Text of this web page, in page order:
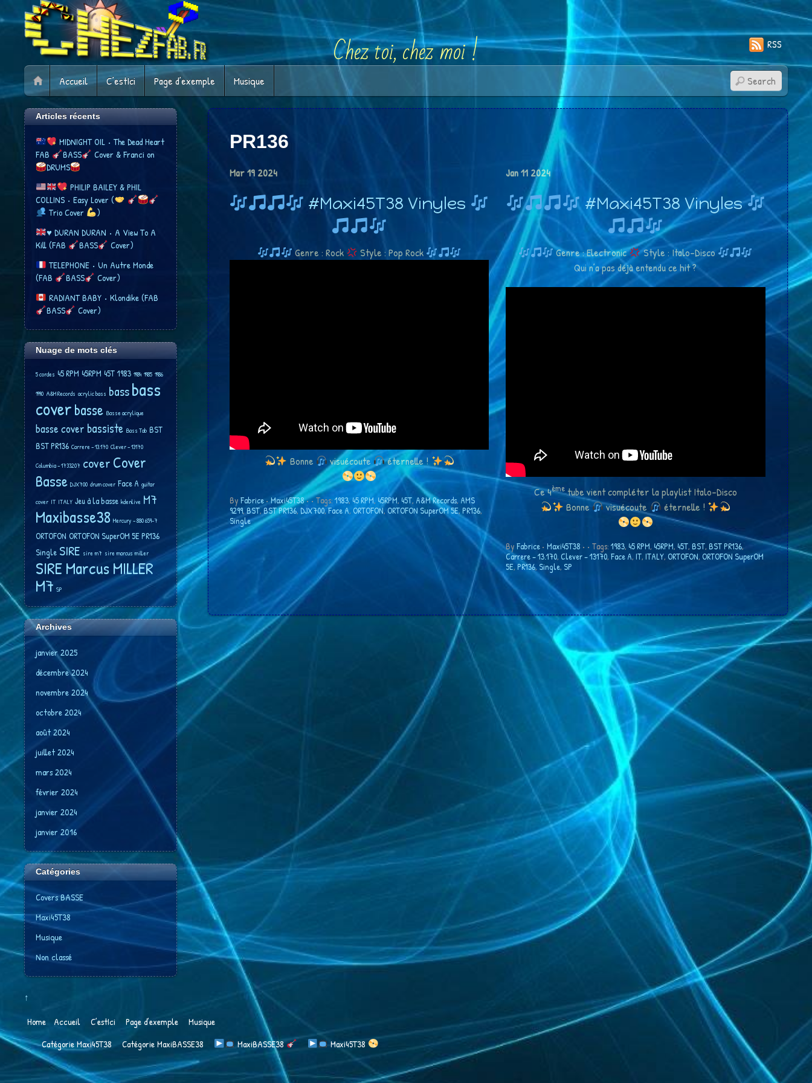
Chez toi, chez moi ! RSS
Accueil C’estIci Page d’exemple Musique
PR136
Mar19 2024
#Maxi45T38 Vinyles
Genre : Rock Style : Pop Rock
Bonne visuécoute éternelle !
By Fabrice•Maxi45T38•• Tags: 1983, 45 RPM, 45RPM, 45T, A&M Records, AMS
9299,BST,BST PR136, DJX700,Face A, ORTOFON, ORTOFON SuperOM 5E,PR136,
Single
Jan11 2024
#Maxi45T38 Vinyles
Genre : Electronic
Style : Italo-Disco
Qui n’a pas déjà entendu ce hit ?
Ce 4èmetube vient compléter la playlist Italo-Disco
Bonne
visuécoute éternelle !
By Fabrice• Maxi45T38 • • Tags: 1983, 45 RPM, 45RPM, 45T, BST, BST PR136,
Carrere ‎– 13.170, Clever ‎– 13170, Face A, IT, ITALY, ORTOFON, ORTOFON SuperOM
5E, PR136, Single, SP
Articles récents
MIDNIGHT OIL • The Dead Heart
FAB
BASS
Cover & Franci​ on
DRUMS
​ PHILIP BAILEY & PHIL
COLLINS • Easy Lover (
Trio Cover
​)
♥️ DURAN DURAN • A View To A
Kill (FAB
BASS
Cover)
TELEPHONE • Un Autre Monde
(FAB
BASS
Cover)
RADIANT BABY • Klondike (FAB
BASS
Cover)
Nuage de mots clés
5 cordes 45 RPM 45RPM 45T 1983 1984 1985 1986
1990 A&M Records acrylic bass bassbass
coverbasse Basse acrylique
basse cover bassiste Bass Tab BST
BST PR136 Carrere ‎– 13.170 Clever ‎– 13170
Columbia – 1733207 cover Cover
Basse DJX700 drum cover Face A guitar
cover IT ITALY Jeu à la basse kdenlive M7
Maxibasse38 Mercury – 880 659-7
ORTOFON ORTOFON SuperOM 5E PR136
Single SIRE sire m7 sire marcus miller
SIRE Marcus MILLER
M7 SP
Archives
janvier 2025
décembre 2024
novembre 2024
octobre 2024
août 2024
juillet 2024
mars 2024
février 2024
janvier 2024
janvier 2016
Catégories
Covers BASSE
Maxi45T38
Musique
Non classé
↑
Home
Accueil C’estIci Page d’exemple
Musique
Catégorie Maxi45T38
Catégorie MaxiBASSE38 ​ MaxiBASSE38 ​​​ Maxi45T38